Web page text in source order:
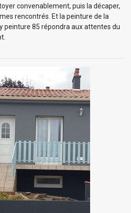
convenablement, puis la décaper,
rencontrés. Et la peinture de la
peinture 85 répondra aux attentes du